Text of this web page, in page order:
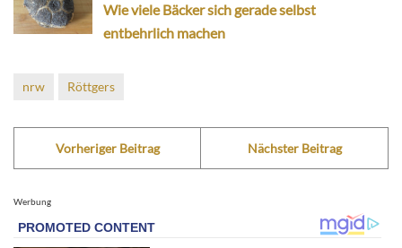
Wie viele Bäcker sich gerade selbst
entbehrlich machen
nrw Röttgers
Vorheriger Beitrag Nächster Beitrag
Werbung